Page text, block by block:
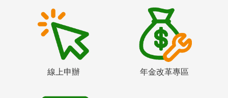
線上申辦 年金改革專區